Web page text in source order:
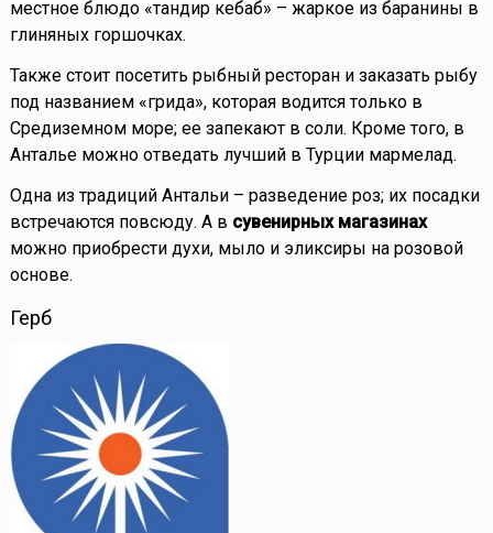
местное блюдо «тандир кебаб» – жаркое из баранины в
глиняных горшочках.
Также стоит посетить рыбный ресторан и заказать рыбу
под названием «грида», которая водится только в
Средиземном море; ее запекают в соли. Кроме того, в
Анталье можно отведать лучший в Турции мармелад.
Одна из традиций Антальи – разведение роз; их посадки
встречаются повсюду. А в сувенирных магазинах
можно приобрести духи, мыло и эликсиры на розовой
основе.
Герб